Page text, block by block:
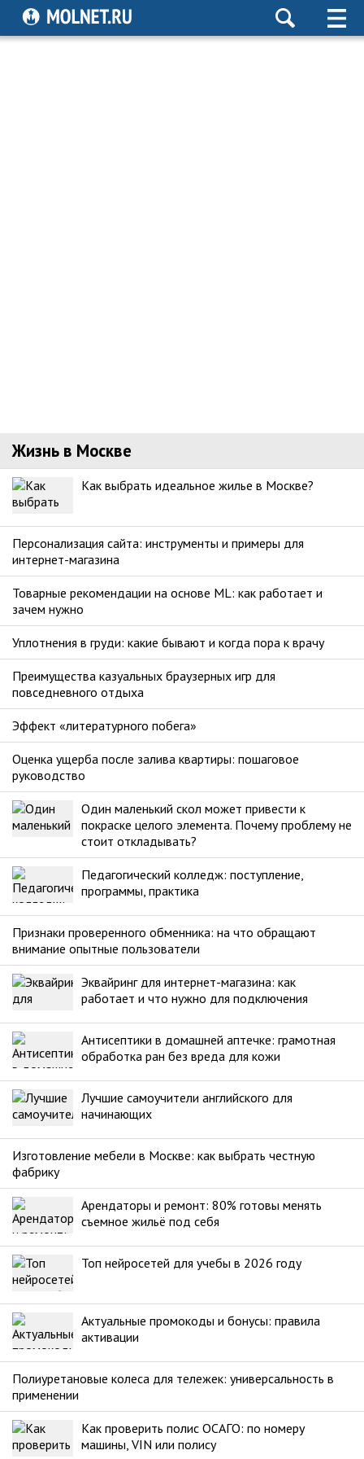
Жизнь в Москве
Как выбрать идеальное жилье в Москве?
Персонализация сайта: инструменты и примеры для
интернет-магазина
Товарные рекомендации на основе ML: как работает и
зачем нужно
Уплотнения в груди: какие бывают и когда пора к врачу
Преимущества казуальных браузерных игр для
повседневного отдыха
Эффект «литературного побега»
Оценка ущерба после залива квартиры: пошаговое
руководство
Один маленький скол может привести к
покраске целого элемента. Почему проблему не
стоит откладывать?
Педагогический колледж: поступление,
программы, практика
Признаки проверенного обменника: на что обращают
внимание опытные пользователи
Эквайринг для интернет-магазина: как
работает и что нужно для подключения
Антисептики в домашней аптечке: грамотная
обработка ран без вреда для кожи
Лучшие самоучители английского для
начинающих
Изготовление мебели в Москве: как выбрать честную
фабрику
Арендаторы и ремонт: 80% готовы менять
съемное жильё под себя
Топ нейросетей для учебы в 2026 году
Актуальные промокоды и бонусы: правила
активации
Полиуретановые колеса для тележек: универсальность в
применении
Как проверить полис ОСАГО: по номеру
машины, VIN или полису